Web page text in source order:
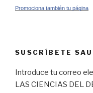
Promociona también tu página
SUSCRÍBETE
Introduce tu correo
LAS CIENCIAS DEL